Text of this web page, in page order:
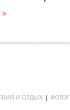
»
И ОТДЫХ |